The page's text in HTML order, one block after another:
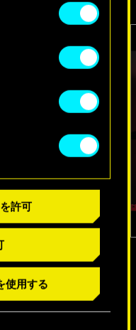
ンスの変更点に関
ニューでご確認く
許可
使用する